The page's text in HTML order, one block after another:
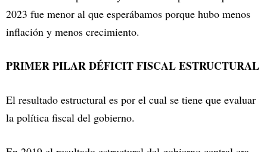
2023 fue menor al que esperábamos porque hubo menos
inflación y menos crecimiento.
PRIMER PILAR DÉFICIT FISCAL ESTRUCTURAL
El resultado estructural es por el cual se tiene que evaluar
la política fiscal del gobierno.